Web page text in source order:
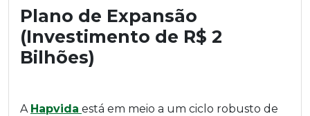
Plano de Expansão
(Investimento de R$ 2
Bilhões)
A Hapvida está em meio a um ciclo robusto de